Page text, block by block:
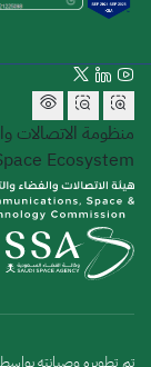
منظومة الاتصالات
Ecosystem
تم تطويره وصيانته